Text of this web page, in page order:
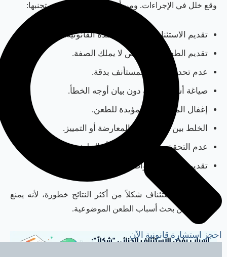
احجز استشارة قانونية الآن
وقع خلل في الإجراءات. ومن أبرز الأخطاء التي يجب تجنبها:
تقديم الاستئناف بعد انتهاء المدة القانونية.
تقديم الطعن من شخص لا يملك الصفة.
عدم تحديد الحكم المستأنف بدقة.
صياغة أسباب عامة دون بيان أوجه الخطأ.
إغفال المستندات المؤيدة للطعن.
الخلط بين الاستئناف والمعارضة أو التمييز.
عدم التحقق من تاريخ الحكم أو التبليغ.
تقديم طلبات غير واضحة أو غير مرتبطة بالحكم.
ويُعد رفض الاستئناف شكلاً من أكثر النتائج خطورة، لأنه يمنع
المحكمة من بحث أسباب الطعن الموضوعية.